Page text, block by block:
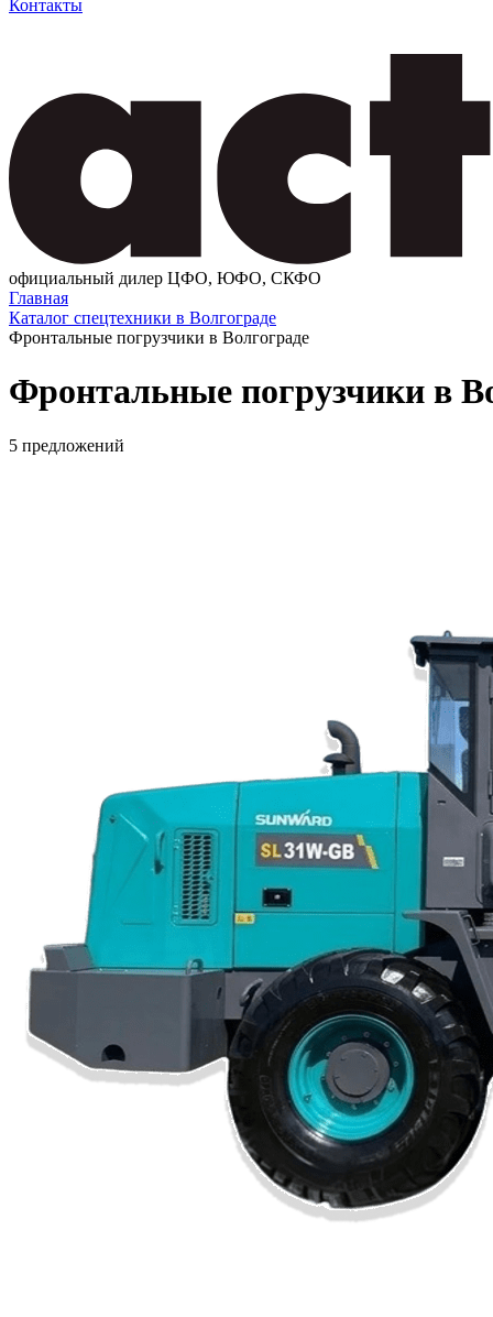
Контакты
официальный дилер ЦФО, ЮФО, СКФО
Главная
Каталог спецтехники в Волгограде
Фронтальные погрузчики в Волгограде
Фронтальные погрузчики в
5 предложений